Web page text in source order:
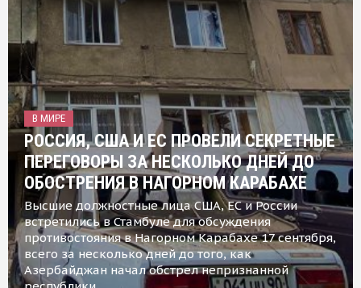
В МИРЕ
РОССИЯ, США И ЕС ПРОВЕЛИ СЕКРЕТНЫЕ
ПЕРЕГОВОРЫ ЗА НЕСКОЛЬКО ДНЕЙ ДО
ОБОСТРЕНИЯ В НАГОРНОМ КАРАБАХЕ
Высшие должностные лица США, ЕС и России
встретились в Стамбуле для обсуждения
противостояния в Нагорном Карабахе 17 сентября,
всего за несколько дней до того, как
Азербайджан начал обстрел непризнанной